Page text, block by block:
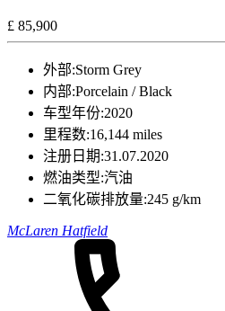
£ 85,900
外部:Storm Grey
内部:Porcelain / Black
车型年份:2020
里程数:16,144 miles
注册日期:31.07.2020
燃油类型:汽油
二氧化碳排放量:245 g/km
McLaren Hatfield